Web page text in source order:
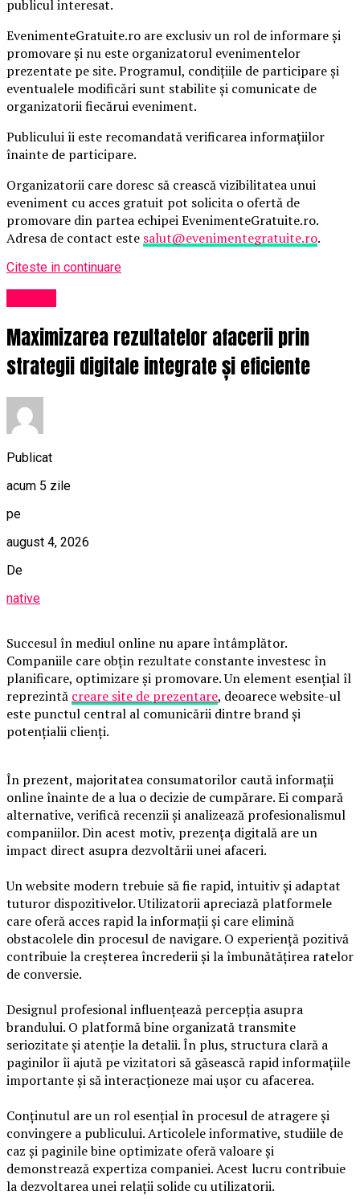
publicul interesat.
EvenimenteGratuite.ro are exclusiv un rol de informare și
promovare și nu este organizatorul evenimentelor
prezentate pe site. Programul, condițiile de participare și
eventualele modificări sunt stabilite și comunicate de
organizatorii fiecărui eveniment.
Publicului îi este recomandată verificarea informațiilor
înainte de participare.
Organizatorii care doresc să crească vizibilitatea unui
eveniment cu acces gratuit pot solicita o ofertă de
promovare din partea echipei EvenimenteGratuite.ro.
Adresa de contact este salut@evenimentegratuite.ro.
Citeste in continuare
Maximizarea rezultatelor afacerii prin
strategii digitale integrate și eficiente
Publicat
acum 5 zile
pe
august 4, 2026
De
native
Succesul în mediul online nu apare întâmplător.
Companiile care obțin rezultate constante investesc în
planificare, optimizare și promovare. Un element esențial îl
reprezintă creare site de prezentare, deoarece website-ul
este punctul central al comunicării dintre brand și
potențialii clienți.
În prezent, majoritatea consumatorilor caută informații
online înainte de a lua o decizie de cumpărare. Ei compară
alternative, verifică recenzii și analizează profesionalismul
companiilor. Din acest motiv, prezența digitală are un
impact direct asupra dezvoltării unei afaceri.
Un website modern trebuie să fie rapid, intuitiv și adaptat
tuturor dispozitivelor. Utilizatorii apreciază platformele
care oferă acces rapid la informații și care elimină
obstacolele din procesul de navigare. O experiență pozitivă
contribuie la creșterea încrederii și la îmbunătățirea ratelor
de conversie.
Designul profesional influențează percepția asupra
brandului. O platformă bine organizată transmite
seriozitate și atenție la detalii. În plus, structura clară a
paginilor îi ajută pe vizitatori să găsească rapid informațiile
importante și să interacționeze mai ușor cu afacerea.
Conținutul are un rol esențial în procesul de atragere și
convingere a publicului. Articolele informative, studiile de
caz și paginile bine optimizate oferă valoare și
demonstrează expertiza companiei. Acest lucru contribuie
la dezvoltarea unei relații solide cu utilizatorii.